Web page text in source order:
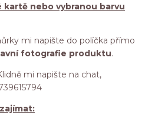
nebo vybranou barvu
mi napište do políčka přímo
fotografie produktu.
mi napište na chat,